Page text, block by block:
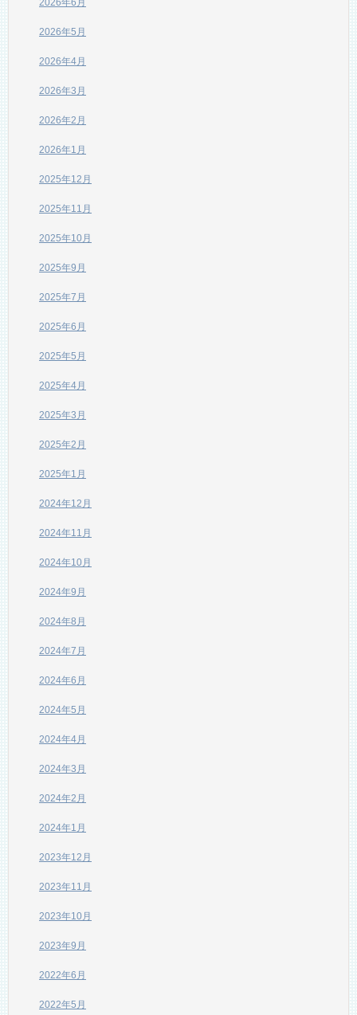
2026年5月
2026年4月
2026年3月
2026年2月
2026年1月
2025年12月
2025年11月
2025年10月
2025年9月
2025年7月
2025年6月
2025年5月
2025年4月
2025年3月
2025年2月
2025年1月
2024年12月
2024年11月
2024年10月
2024年9月
2024年8月
2024年7月
2024年6月
2024年5月
2024年4月
2024年3月
2024年2月
2024年1月
2023年12月
2023年11月
2023年10月
2023年9月
2022年6月
2022年5月